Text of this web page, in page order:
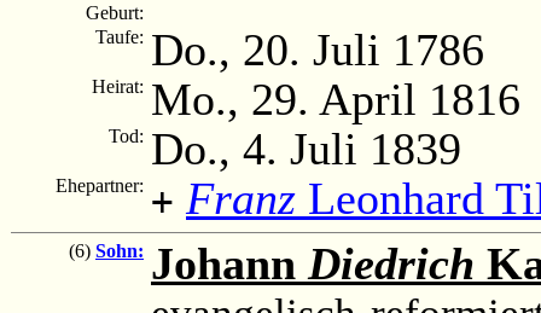
Geburt:
Taufe: Do., 20. Juli 1786
Heirat: Mo., 29. April 1816
Tod: Do., 4. Juli 1839
Ehepartner: + Franz Leonhard
(6) Sohn: Johann Diedrich